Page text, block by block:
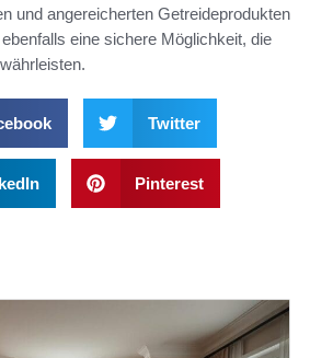
und angereicherten Getreideprodukten
eine sichere Möglichkeit, die
Twitter
Pinterest